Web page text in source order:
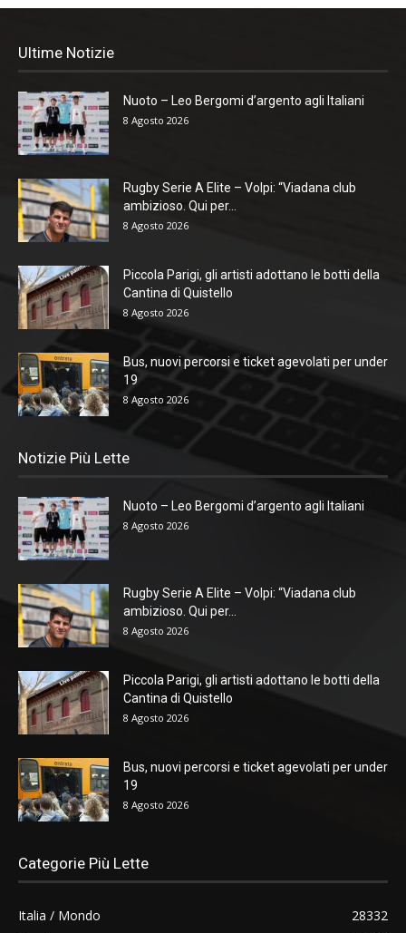
Ultime Notizie
Nuoto – Leo Bergomi d’argento agli Italiani
8 Agosto 2026
Rugby Serie A Elite – Volpi: “Viadana club
ambizioso. Qui per...
8 Agosto 2026
Piccola Parigi, gli artisti adottano le botti della
Cantina di Quistello
8 Agosto 2026
Bus, nuovi percorsi e ticket agevolati per under
19
8 Agosto 2026
Notizie Più Lette
Nuoto – Leo Bergomi d’argento agli Italiani
8 Agosto 2026
Rugby Serie A Elite – Volpi: “Viadana club
ambizioso. Qui per...
8 Agosto 2026
Piccola Parigi, gli artisti adottano le botti della
Cantina di Quistello
8 Agosto 2026
Bus, nuovi percorsi e ticket agevolati per under
19
8 Agosto 2026
Categorie Più Lette
Italia / Mondo
28332